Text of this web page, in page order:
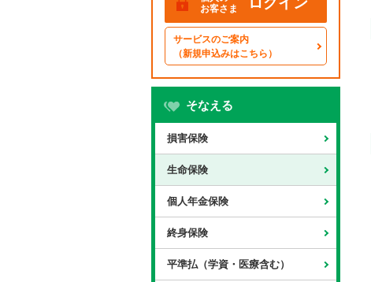
お客さま
サービスのご案内
（新規申込みはこちら）
そなえる
損害保険
生命保険
個人年金保険
終身保険
平準払（学資・医療含む）